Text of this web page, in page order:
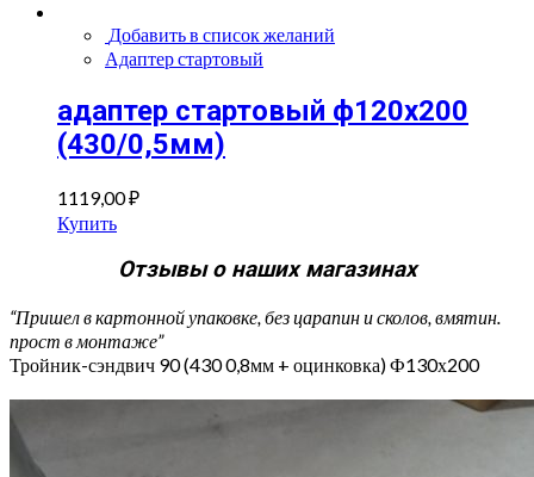
Добавить в список желаний
Адаптер стартовый
адаптер стартовый ф120х200
(430/0,5мм)
1119,00₽
Купить
Отзывы о наших магазинах
“Пришел в картонной упаковке, без царапин и сколов, вмятин.
прост в монтаже”
Тройник-сэндвич 90 (430 0,8мм + оцинковка) Ф130х200